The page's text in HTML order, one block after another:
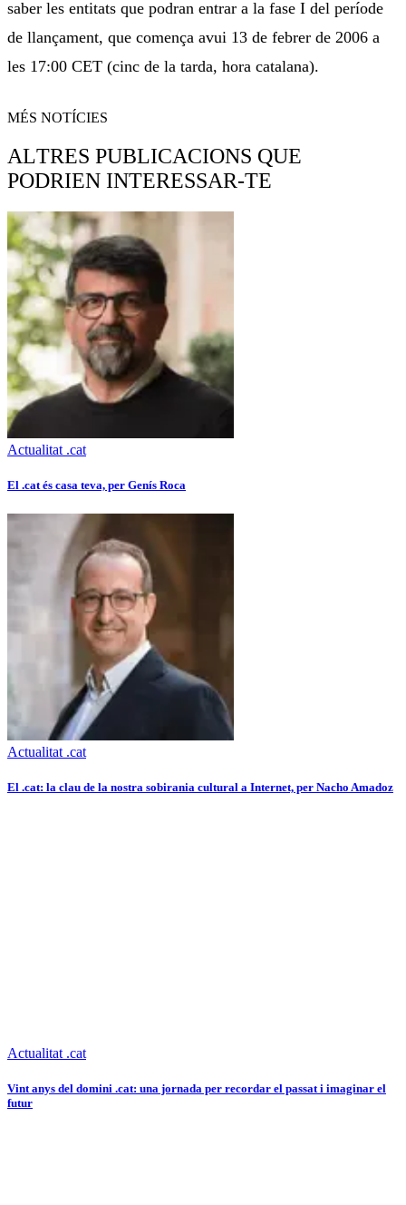
saber les entitats que podran entrar a la fase I del període
de llançament, que comença avui 13 de febrer de 2006 a
les 17:00 CET (cinc de la tarda, hora catalana).
MÉS NOTÍCIES
ALTRES PUBLICACIONS QUE
PODRIEN INTERESSAR-TE
Actualitat .cat
El .cat és casa teva, per Genís Roca
Actualitat .cat
El .cat: la clau de la nostra sobirania cultural a Internet, per Nacho Amadoz
Actualitat .cat
Vint anys del domini .cat: una jornada per recordar el passat i imaginar el
futur